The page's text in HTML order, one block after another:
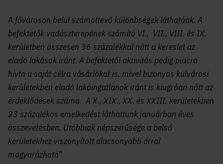
A fővároson belül számottevő különbségek láthatóak. A
befektetők vadászterepének számító VI., VII., VIII. és IX.
kerületben összesen 36 százalékkal nőtt a kereslet az
eladó lakások iránt. A befektetői aktivitás pedig piacra
hívta a saját célra vásárlókat is, mivel bizonyos külvárosi
kerületekben eladó lakóingatlanok iránt is kiugróan nőtt az
érdeklődések száma. A X., XIX., XX. és XXIII. kerületekben
23 százalékos emelkedést láthattunk januárban éves
összevetésben. Utóbbiak népszerűsége a belső
kerületekhez viszonyított alacsonyabb árral
magyarázható”